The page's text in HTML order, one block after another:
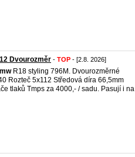
Dvourozměr - TOP - [2.8. 2026]
R18 styling 796M. Dvourozměrné
Rozteč 5x112 Středová díra 66,5mm
tlaků Tmps za 4000,- / sadu. Pasují i na